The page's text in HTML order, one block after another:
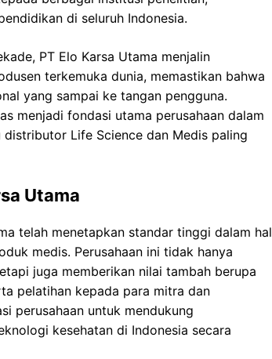
di seluruh Indonesia.
PT Elo Karsa Utama menjalin
terkemuka dunia, memastikan bahwa
yang sampai ke tangan pengguna.
menjadi fondasi utama perusahaan dalam
Life Science dan Medis paling
Utama
telah menetapkan standar tinggi dalam hal
medis. Perusahaan ini tidak hanya
juga memberikan nilai tambah berupa
pelatihan kepada para mitra dan
perusahaan untuk mendukung
kesehatan di Indonesia secara